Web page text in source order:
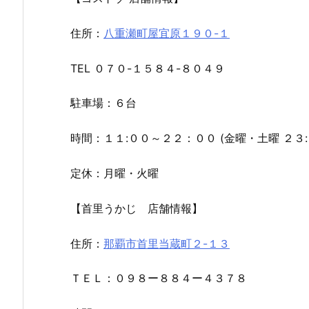
住所： 八重瀬町屋宜原１９０-１
TEL ０７０-１５８４-８０４９
駐車場：６台
時間：１１:００～２２：００ (金曜・土曜 ２３:
定休：月曜・火曜
【首里うかじ 店舗情報】
住所： 那覇市首里当蔵町２-１３
ＴＥＬ：０９８ー８８４ー４３７８